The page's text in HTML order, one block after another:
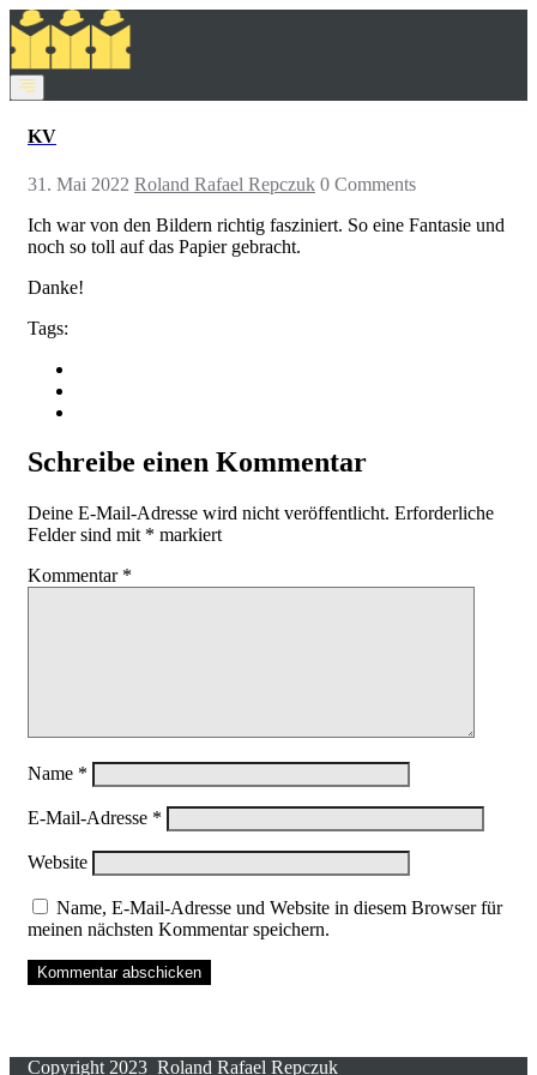
KV
31. Mai 2022 Roland Rafael Repczuk 0 Comments
Ich war von den Bildern richtig fasziniert. So eine Fantasie und
noch so toll auf das Papier gebracht.
Danke!
Tags:
Schreibe einen Kommentar
Deine E-Mail-Adresse wird nicht veröffentlicht. Erforderliche
Felder sind mit * markiert
Kommentar *
Name *
E-Mail-Adresse *
Website
Name, E-Mail-Adresse und Website in diesem Browser für
meinen nächsten Kommentar speichern.
Copyright 2023 Roland Rafael Repczuk